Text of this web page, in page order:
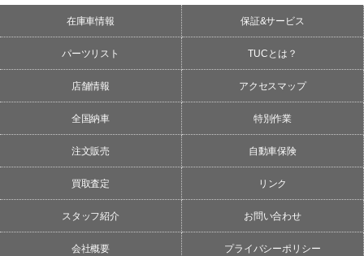
在庫車情報 保証&サービス
パーツリスト TUCとは？
店舗情報 アクセスマップ
全国納車 特別作業
注文販売 自動車保険
買取査定 リンク
スタッフ紹介 お問い合わせ
会社概要 プライバシーポリシー